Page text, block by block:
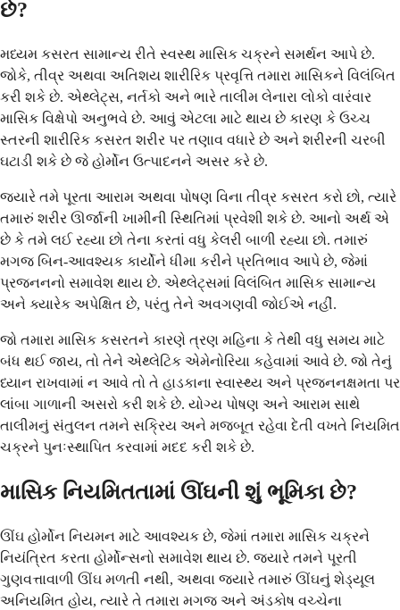
છે?
મધ્યમ કસરત સામાન્ય રીતે સ્વસ્થ માસિક ચક્રને સમર્થન આપે છે.
જોકે, તીવ્ર અથવા અતિશય શારીરિક પ્રવૃત્તિ તમારા માસિકને વિલંબિત
કરી શકે છે. એથ્લેટ્સ, નર્તકો અને ભારે તાલીમ લેનારા લોકો વારંવાર
માસિક વિક્ષેપો અનુભવે છે. આવું એટલા માટે થાય છે કારણ કે ઉચ્ચ
સ્તરની શારીરિક કસરત શરીર પર તણાવ વધારે છે અને શરીરની ચરબી
ઘટાડી શકે છે જે હોર્મોન ઉત્પાદનને અસર કરે છે.
જ્યારે તમે પૂરતા આરામ અથવા પોષણ વિના તીવ્ર કસરત કરો છો, ત્યારે
તમારું શરીર ઊર્જાની ખામીની સ્થિતિમાં પ્રવેશી શકે છે. આનો અર્થ એ
છે કે તમે લઈ રહ્યા છો તેના કરતાં વધુ કેલરી બાળી રહ્યા છો. તમારું
મગજ બિન-આવશ્યક કાર્યોને ધીમા કરીને પ્રતિભાવ આપે છે, જેમાં
પ્રજનનનો સમાવેશ થાય છે. એથ્લેટ્સમાં વિલંબિત માસિક સામાન્ય
અને ક્યારેક અપેક્ષિત છે, પરંતુ તેને અવગણવી જોઈએ નહીં.
જો તમારા માસિક કસરતને કારણે ત્રણ મહિના કે તેથી વધુ સમય માટે
બંધ થઈ જાય, તો તેને એથ્લેટિક એમેનોરિયા કહેવામાં આવે છે. જો તેનું
ધ્યાન રાખવામાં ન આવે તો તે હાડકાના સ્વાસ્થ્ય અને પ્રજનનક્ષમતા પર
લાંબા ગાળાની અસરો કરી શકે છે. યોગ્ય પોષણ અને આરામ સાથે
તાલીમનું સંતુલન તમને સક્રિય અને મજબૂત રહેવા દેતી વખતે નિયમિત
ચક્રને પુનઃસ્થાપિત કરવામાં મદદ કરી શકે છે.
માસિક નિયમિતતામાં ઊંઘની શું ભૂમિકા છે?
ઊંઘ હોર્મોન નિયમન માટે આવશ્યક છે, જેમાં તમારા માસિક ચક્રને
નિયંત્રિત કરતા હોર્મોન્સનો સમાવેશ થાય છે. જ્યારે તમને પૂરતી
ગુણવત્તાવાળી ઊંઘ મળતી નથી, અથવા જ્યારે તમારું ઊંઘનું શેડ્યૂલ
અનિયમિત હોય, ત્યારે તે તમારા મગજ અને અંડકોષ વચ્ચેના